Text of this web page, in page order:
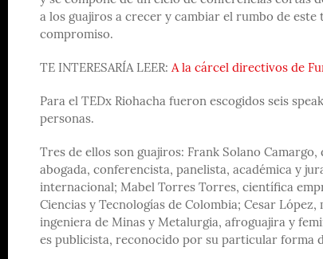
a los guajiros a crecer y cambiar el rumbo de
compromiso.
TE INTERESARÍA LEER: A la cárcel directivos de
Para el TEDx Riohacha fueron escogidos seis
personas.
Tres de ellos son guajiros: Frank Solano
abogada, conferencista, panelista, académica y
internacional; Mabel Torres Torres, científica
Ciencias y Tecnologías de Colombia; Cesar
ingeniera de Minas y Metalurgia, afroguajira y
es publicista, reconocido por su particular forma